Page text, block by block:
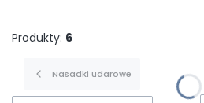
Produkty: 6
Nasadki udarowe